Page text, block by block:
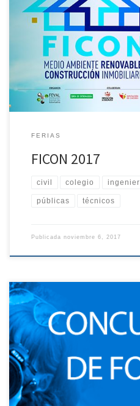
convertirá en un escaparate
empresas de construcción con
en «Materiales de Construcción
Energías Renovables, Agua
Infraestructuras, Inmobiliario y
la Feria […]
FERIAS
FICON 2017
civil colegio
públicas técnicos
Publicada noviembre 6, 2017
Un año más Acex organiza su
tema «conservación y
Para descargar las bases del
Conservación y mantenimiento de
Podrán participar sus asociados
aquellos profesionales,